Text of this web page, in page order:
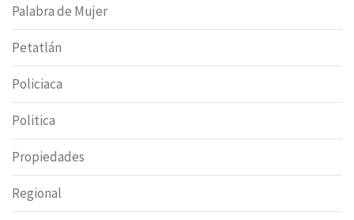
Palabra de Mujer
Petatlán
Policiaca
Politica
Propiedades
Regional